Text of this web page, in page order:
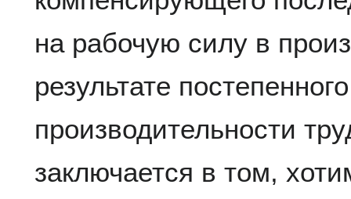
на рабочую силу в
результате
производительности
заключается в том,